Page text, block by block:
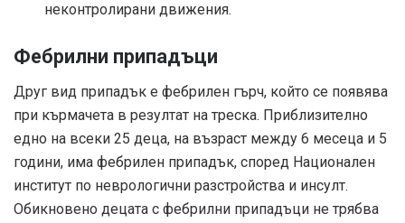
неконтролирани движения.
Фебрилни припадъци
Друг вид припадък е фебрилен гърч, който се появява
при кърмачета в резултат на треска. Приблизително
едно на всеки 25 деца, на възраст между 6 месеца и 5
години, има фебрилен припадък, според Национален
институт по неврологични разстройства и инсулт.
Обикновено децата с фебрилни припадъци не трябва